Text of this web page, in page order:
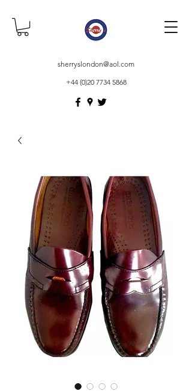
sherryslondon@aol.com
+44 (0)20 7734 5868